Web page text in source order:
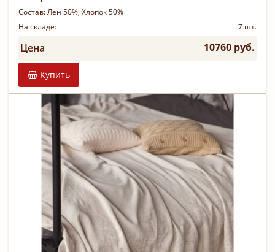
Состав:Лен 50%, Хлопок 50%
На складе:
7 шт.
Цена 10760 руб.
Купить